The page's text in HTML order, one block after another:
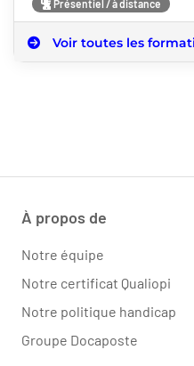
Présentiel / à distance
Voir toutes les
À propos de
Notre équipe
Notre certificat Qualiopi
Notre politique handicap
Groupe Docaposte